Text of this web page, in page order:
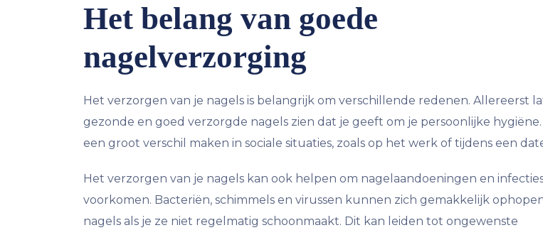
Het belang van goede
nagelverzorging
Het verzorgen van je nagels is belangrijk om verschillende redenen. Allereerst
gezonde en goed verzorgde nagels zien dat je geeft om je persoonlijke
een groot verschil maken in sociale situaties, zoals op het werk of tijdens een
Het verzorgen van je nagels kan ook helpen om nagelaandoeningen en
voorkomen. Bacteriën, schimmels en virussen kunnen zich gemakkelijk
nagels als je ze niet regelmatig schoonmaakt. Dit kan leiden tot ongewenste